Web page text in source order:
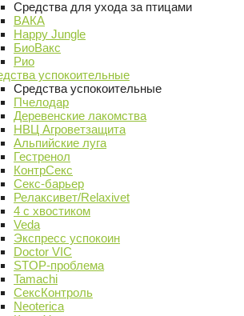
Средства для ухода за птицами
ВАКА
Happy Jungle
БиоВакс
Рио
успокоительные
Средства успокоительные
Пчелодар
Деревенские лакомства
НВЦ Агроветзащита
Альпийские луга
Гестренол
КонтрСекс
Секс-барьер
Релаксивет/Relaxivet
4 с хвостиком
Veda
Экспресс успокоин
Doctor VIC
STOP-проблема
Tamachi
СексКонтроль
Neoterica